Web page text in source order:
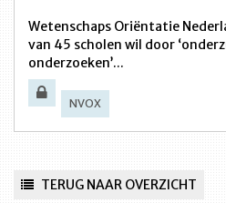
Wetenschaps Oriëntatie
van 45 scholen wil door
onderzoeken’...
NVOX
TERUG NAAR OVERZICHT